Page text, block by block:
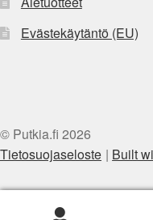
Evästekäytäntö (EU)
© Putkia.fi 2026
Tietosuojaseloste
Built